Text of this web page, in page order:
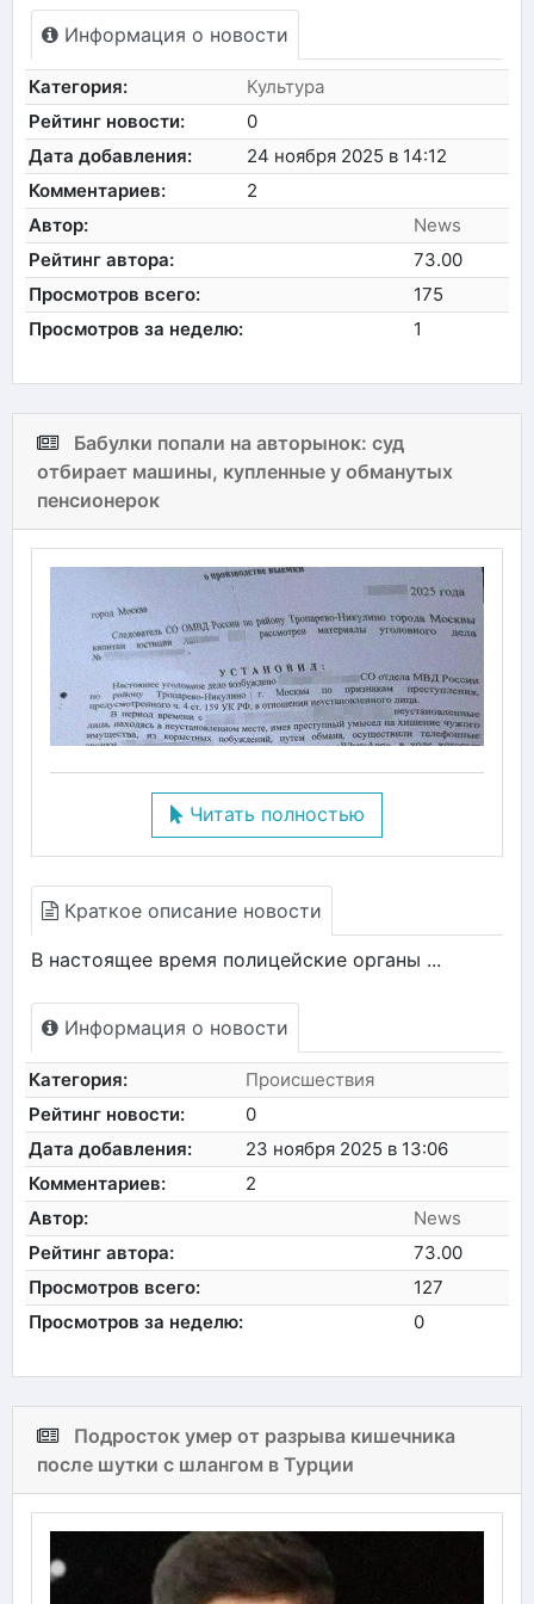
Информация о новости
Категория:
Культура
Рейтинг новости:
0
Дата добавления:
24 ноября 2025 в 14:12
Комментариев:
2
Автор:
News
Рейтинг автора:
73.00
Просмотров всего:
175
Просмотров за неделю:
1
Бабулки попали на авторынок: суд
отбирает машины, купленные у обманутых
пенсионерок
Читать полностью
Краткое описание новости
В настоящее время полицейские органы ...
Информация о новости
Категория:
Происшествия
Рейтинг новости:
0
Дата добавления:
23 ноября 2025 в 13:06
Комментариев:
2
Автор:
News
Рейтинг автора:
73.00
Просмотров всего:
127
Просмотров за неделю:
0
Подросток умер от разрыва кишечника
после шутки с шлангом в Турции